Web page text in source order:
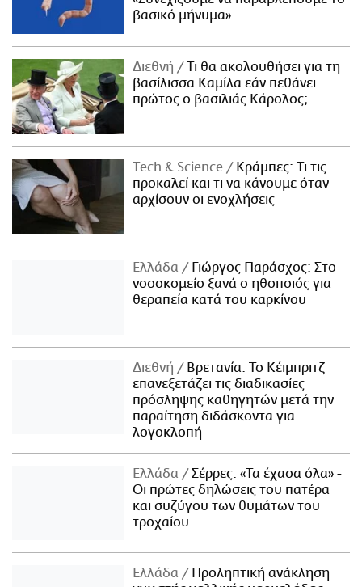
βασικό μήνυμα»
Διεθνή
Τι θα ακολουθήσει για τη
βασίλισσα Καμίλα εάν πεθάνει
πρώτος ο βασιλιάς Κάρολος;
Τech & Science
Κράμπες: Τι τις
προκαλεί και τι να κάνουμε όταν
αρχίσουν οι ενοχλήσεις
Ελλάδα
Γιώργος Παράσχος: Στο
νοσοκομείο ξανά ο ηθοποιός για
θεραπεία κατά του καρκίνου
Διεθνή
Βρετανία: Το Κέιμπριτζ
επανεξετάζει τις διαδικασίες
πρόσληψης καθηγητών μετά την
παραίτηση διδάσκοντα για
λογοκλοπή
Ελλάδα
Σέρρες: «Τα έχασα όλα» -
Οι πρώτες δηλώσεις του πατέρα
και συζύγου των θυμάτων του
τροχαίου
Ελλάδα
Προληπτική ανάκληση